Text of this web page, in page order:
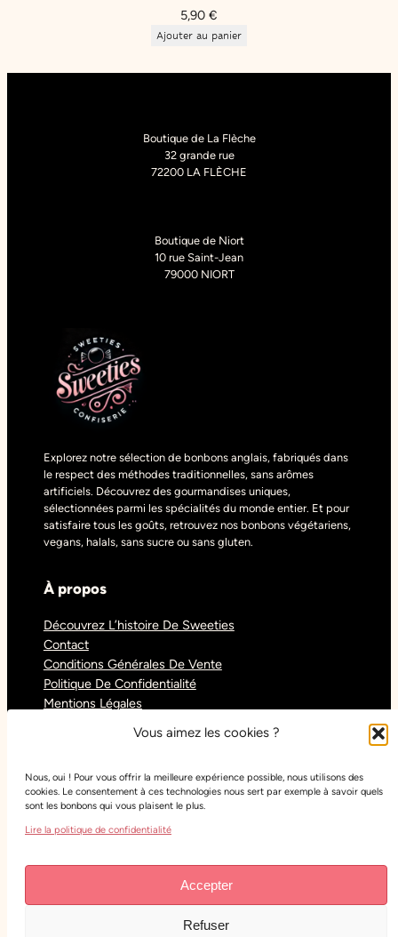
Vous aimez les cookies ?
Nous, oui ! Pour vous offrir la meilleure expérience possible, nous utilisons des
cookies. Le consentement à ces technologies nous sert par exemple à savoir quels
sont les bonbons qui vous plaisent le plus.
Lire la politique de confidentialité
Accepter
Refuser
5,90 €
Ajouter au panier
Boutique de La Flèche
32 grande rue
72200 LA FLÈCHE
Boutique de Niort
10 rue Saint-Jean
79000 NIORT
Explorez notre sélection de bonbons anglais, fabriqués dans
le respect des méthodes traditionnelles, sans arômes
artificiels. Découvrez des gourmandises uniques,
sélectionnées parmi les spécialités du monde entier. Et pour
satisfaire tous les goûts, retrouvez nos bonbons végétariens,
vegans, halals, sans sucre ou sans gluten.
À propos
Découvrez L’histoire De Sweeties
Contact
Conditions Générales De Vente
Politique De Confidentialité
Mentions Légales
Réseaux sociaux
Instagram